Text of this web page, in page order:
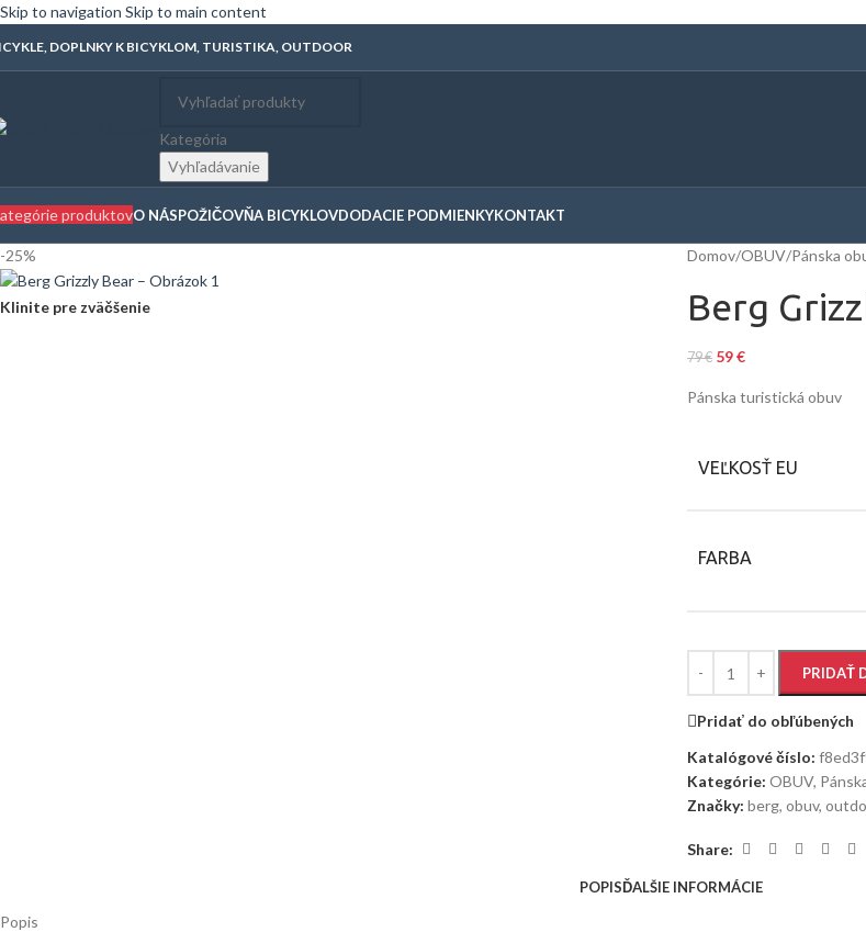
Skip to navigation Skip to main content
DOPLNKY K BICYKLOM, TURISTIKA, OUTDOOR
Kategória
Vyhľadávanie
produktovO NÁSPOŽIČOVŇA BICYKLOVDODACIE PODMIENKYKONTAKT
-25%
Klinite pre zväčšenie
Domov/OBUV/Pánska
Berg
79€ 59€
Pánska turistická obuv
VEĽKOSŤ EU
FARBA
PRIDAŤ
Pridať do obľúbených
Katalógové číslo:
Kategórie: OBUV,
Značky: berg, obuv,
Share:
POPISĎALŠIE INFORMÁCIE
Popis